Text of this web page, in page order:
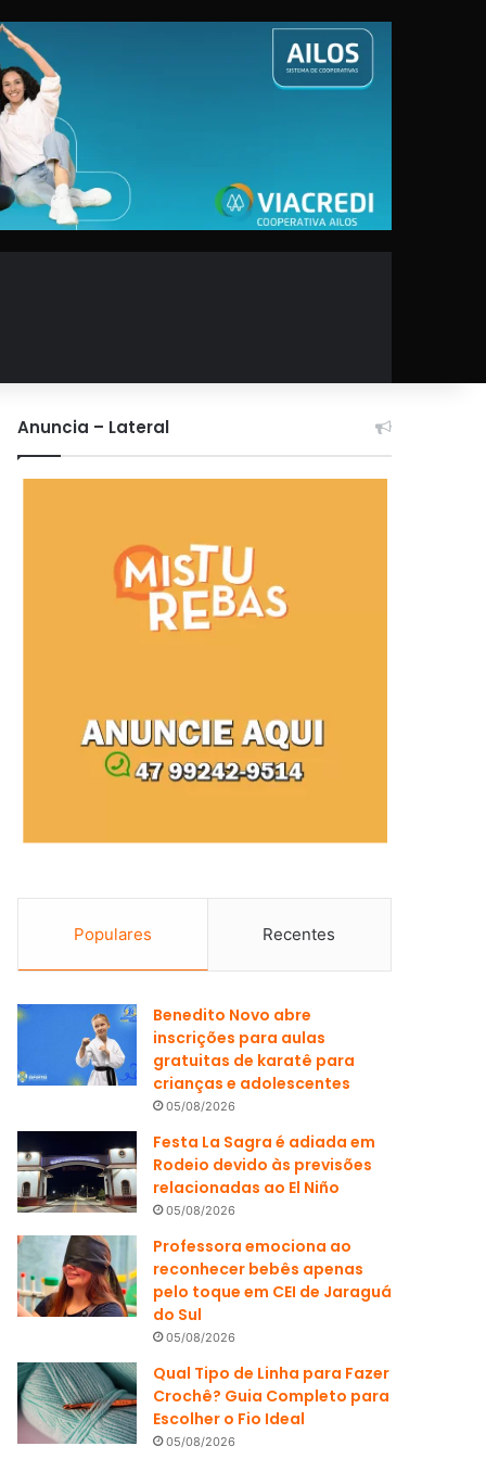
Anuncia – Lateral
Populares Recentes
Benedito Novo abre
inscrições para aulas
gratuitas de karatê para
crianças e adolescentes
05/08/2026
Festa La Sagra é adiada em
Rodeio devido às previsões
relacionadas ao El Niño
05/08/2026
Professora emociona ao
reconhecer bebês apenas
pelo toque em CEI de Jaraguá
do Sul
05/08/2026
Qual Tipo de Linha para Fazer
Crochê? Guia Completo para
Escolher o Fio Ideal
05/08/2026